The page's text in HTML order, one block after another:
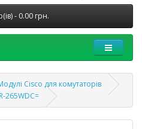
- 0.00 грн.
Cisco для комутаторів
265WDC=